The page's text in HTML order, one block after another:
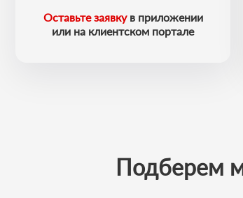
Оставьте заявкув приложении
или на клиентском портале
Подберем